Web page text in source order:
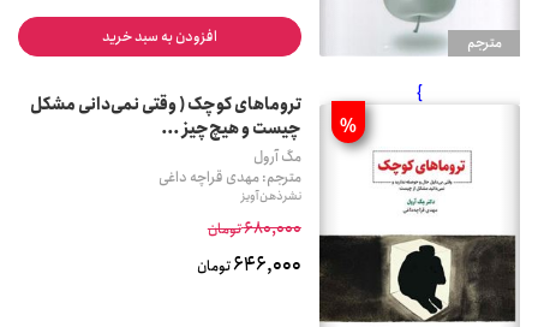
مترجم افزودن به سبد خرید
}
%
تروماهای کوچک ( وقتی نمی‌دانی مشکل
چیست و هیچ‌چیز ...
مگ آرول
مترجم: مهدی قراچه داغی
نشر ذهن آویز
680,000تومان
646,000تومان